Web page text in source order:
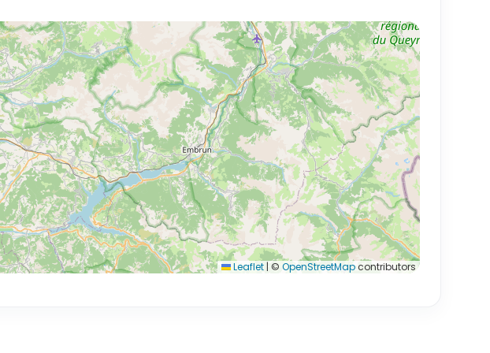
Leaflet | © OpenStreetMapcontributors